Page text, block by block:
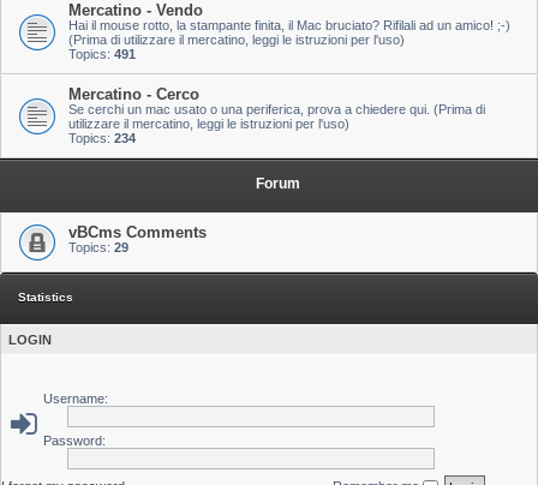
Mercatino - Vendo
Hai il mouse rotto, la stampante finita, il Mac bruciato? Rifilali ad un amico! ;-)
(Prima di utilizzare il mercatino, leggi le istruzioni per l'uso)
Topics: 491
Mercatino - Cerco
Se cerchi un mac usato o una periferica, prova a chiedere qui. (Prima di
utilizzare il mercatino, leggi le istruzioni per l'uso)
Topics: 234
Forum
vBCms Comments
Topics: 29
Statistics
LOGIN
Username:
Password: